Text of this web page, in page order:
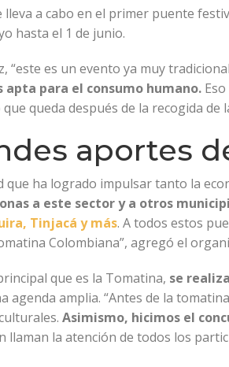
a cabo en el primer puente
hasta el 1 de junio.
“este es un evento ya muy tradicional
apta para el consumo humano.
queda después de la recogida de
aportes
que ha logrado impulsar tanto la
a este sector y a otros
Tinjacá y más. A todos estos
Colombiana”, agregó el
que es la Tomatina, se
agenda amplia. “Antes de la
Asimismo, hicimos el
llaman la atención de todos los